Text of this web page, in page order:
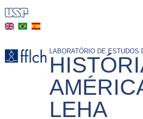
Skip
content
LABORATÓRIO DE ESTUDOS
LEHA